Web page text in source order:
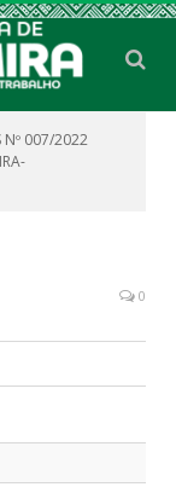
Nº 007/2022
0